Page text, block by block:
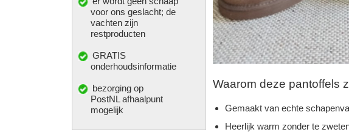
voor ons geslacht; de
vachten zijn
restproducten
GRATIS
onderhoudsinformatie
bezorging op
PostNL afhaalpunt
mogelijk
Waarom deze pantoffels
Gemaakt van echte
Heerlijk warm zonder te